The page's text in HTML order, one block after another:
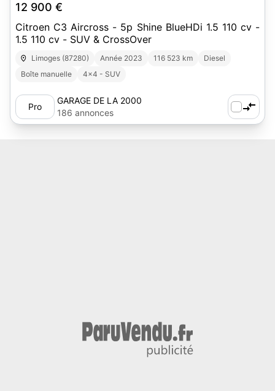
12 900 €
Citroen C3 Aircross - 5p Shine BlueHDi 1.5 110 cv -
1.5 110 cv - SUV & CrossOver
Limoges (87280) Année 2023 116 523 km
Diesel
Boîte manuelle
4x4 - SUV
Pro
GARAGE DE LA 2000
186 annonces